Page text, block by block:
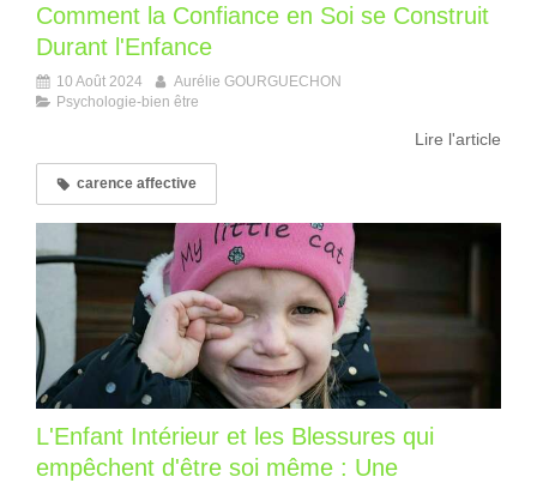
Comment la Confiance en Soi se Construit
Durant l'Enfance
10 Août 2024
Aurélie GOURGUECHON
Psychologie-bien être
Lire l'article
carence affective
L'Enfant Intérieur et les Blessures qui
empêchent d'être soi même : Une